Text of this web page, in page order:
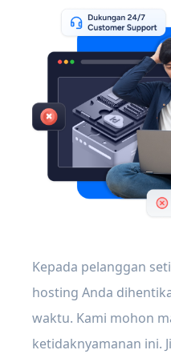
Kepada pelanggan
hosting Anda
waktu. Kami mohon
ketidaknyamanan ini.